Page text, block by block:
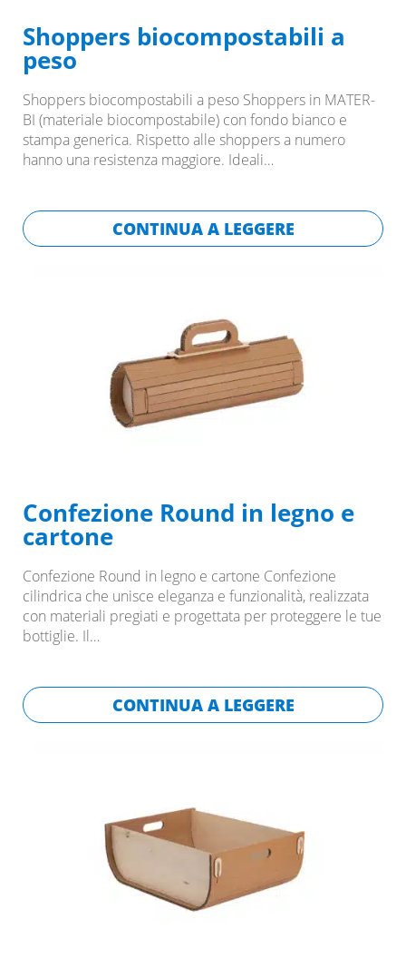
Shoppers biocompostabili a
peso
Shoppers biocompostabili a peso Shoppers in MATER-
BI (materiale biocompostabile) con fondo bianco e
stampa generica. Rispetto alle shoppers a numero
hanno una resistenza maggiore. Ideali…
CONTINUA A LEGGERE
Confezione Round in legno e
cartone
Confezione Round in legno e cartone Confezione
cilindrica che unisce eleganza e funzionalità, realizzata
con materiali pregiati e progettata per proteggere le tue
bottiglie. Il…
CONTINUA A LEGGERE